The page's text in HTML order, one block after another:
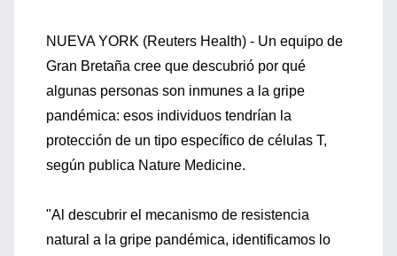
NUEVA YORK (Reuters Health) - Un equipo de
Gran Bretaña cree que descubrió por qué
algunas personas son inmunes a la gripe
pandémica: esos individuos tendrían la
protección de un tipo específico de células T,
según publica Nature Medicine.
"Al descubrir el mecanismo de resistencia
natural a la gripe pandémica, identificamos lo